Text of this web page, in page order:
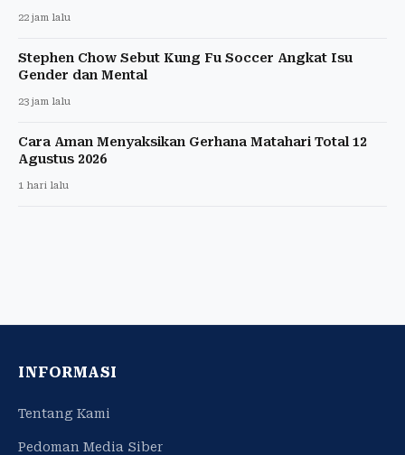
22 jam lalu
Stephen Chow Sebut Kung Fu Soccer Angkat Isu
Gender dan Mental
23 jam lalu
Cara Aman Menyaksikan Gerhana Matahari Total 12
Agustus 2026
1 hari lalu
INFORMASI
Tentang Kami
Pedoman Media Siber